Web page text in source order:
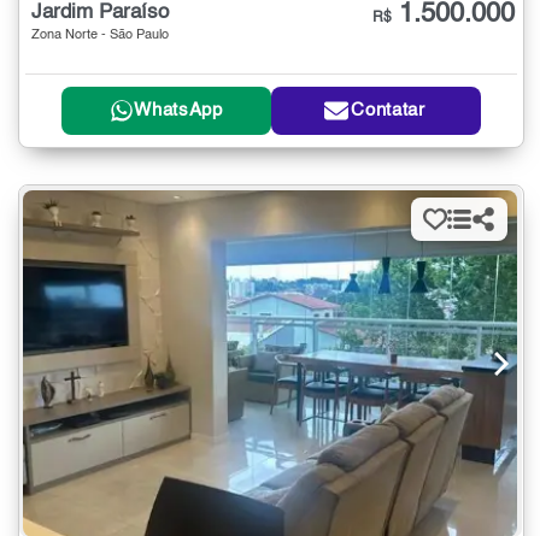
Jardim Paraíso
Zona Norte - São Paulo
R$ 1.500.000
WhatsApp Contatar